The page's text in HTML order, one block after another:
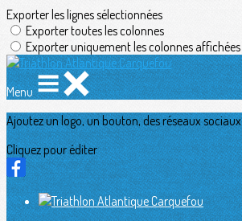
Exporter les lignes sélectionnées
Exporter toutes les colonnes
Exporter uniquement les colonnes affichées
Menu
Ajoutez un logo, un bouton, des réseaux sociaux
Cliquez pour éditer